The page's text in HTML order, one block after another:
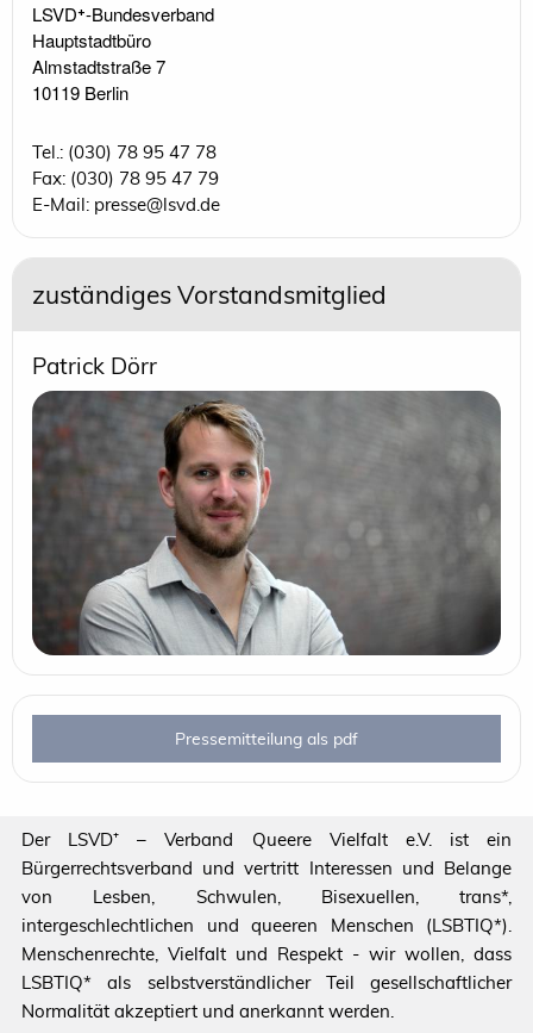
LSVD⁺-Bundesverband
Hauptstadtbüro
Almstadtstraße 7
10119 Berlin
Tel.: (030) 78 95 47 78
Fax: (030) 78 95 47 79
E-Mail: presse@lsvd.de
zuständiges Vorstandsmitglied
Patrick Dörr
Pressemitteilung als pdf
Der LSVD⁺ – Verband Queere Vielfalt e.V. ist ein
Bürgerrechtsverband und vertritt Interessen und Belange
von Lesben, Schwulen, Bisexuellen, trans*,
intergeschlechtlichen und queeren Menschen (LSBTIQ*).
Menschenrechte, Vielfalt und Respekt - wir wollen, dass
LSBTIQ* als selbstverständlicher Teil gesellschaftlicher
Normalität akzeptiert und anerkannt werden.